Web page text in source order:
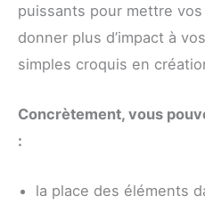
puissants pour mettre
donner plus d’impact à
simples croquis en
Concrètement, vous
:
la place des éléments